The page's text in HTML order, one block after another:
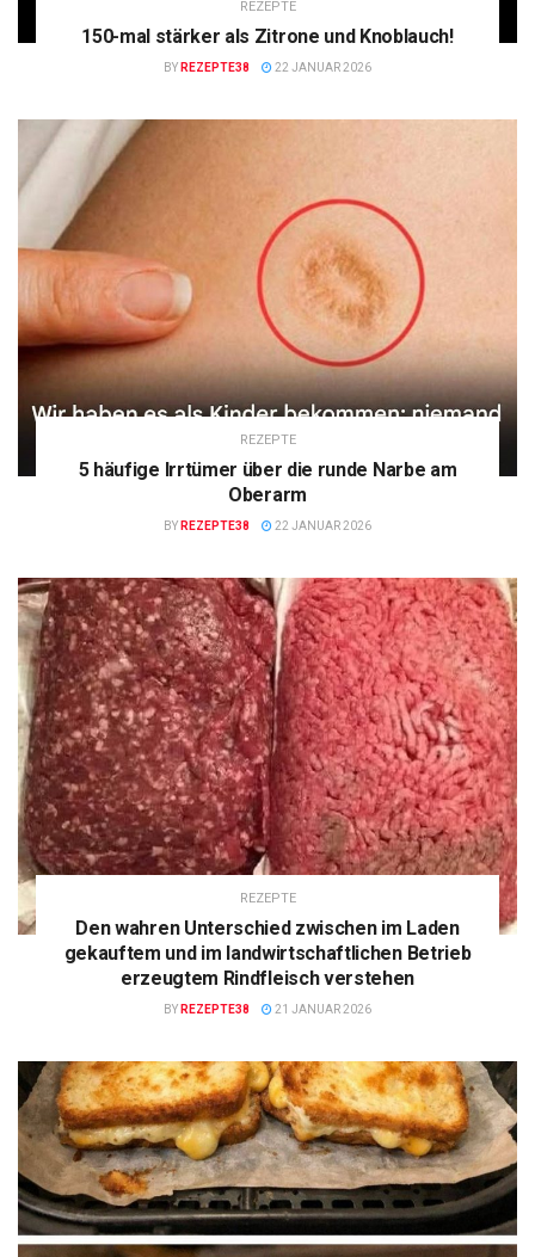
REZEPTE
150-mal stärker als Zitrone und Knoblauch!
BY REZEPTE38 22 JANUAR 2026
REZEPTE
5 häufige Irrtümer über die runde Narbe am
Oberarm
BY REZEPTE38 22 JANUAR 2026
REZEPTE
Den wahren Unterschied zwischen im Laden
gekauftem und im landwirtschaftlichen Betrieb
erzeugtem Rindfleisch verstehen
BY REZEPTE38 21 JANUAR 2026